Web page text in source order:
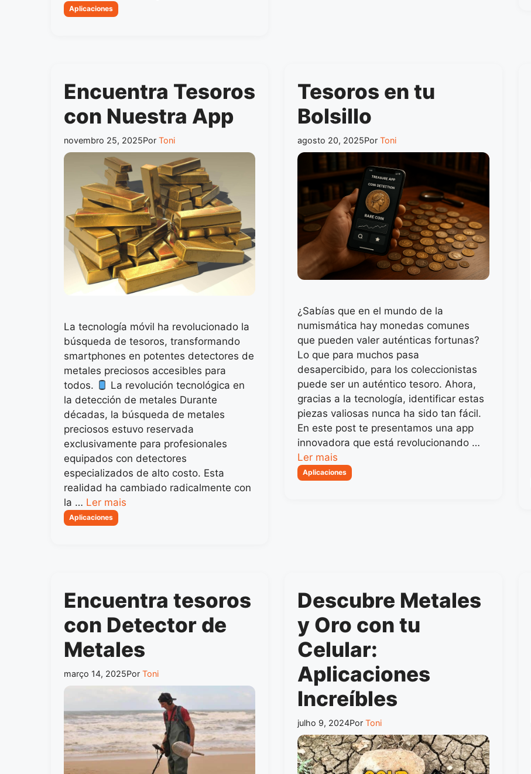
Categorias
Aplicaciones
Encuentra Tesoros
con Nuestra App
novembro 25, 2025Por Toni
La tecnología móvil ha revolucionado la
búsqueda de tesoros, transformando
smartphones en potentes detectores de
metales preciosos accesibles para
todos.
La revolución tecnológica en
la detección de metales Durante
décadas, la búsqueda de metales
preciosos estuvo reservada
exclusivamente para profesionales
equipados con detectores
especializados de alto costo. Esta
realidad ha cambiado radicalmente con
la … Ler mais
Categorias
Aplicaciones
Tesoros en tu
Bolsillo
agosto 20, 2025PorToni
¿Sabías que en el mundo de la
numismática hay monedas comunes
que pueden valer auténticas fortunas?
Lo que para muchos pasa
desapercibido, para los coleccionistas
puede ser un auténtico tesoro. Ahora,
gracias a la tecnología, identificar estas
piezas valiosas nunca ha sido tan fácil.
En este post te presentamos una app
innovadora que está revolucionando …
Ler mais
Categorias
Aplicaciones
Encuentra tesoros
con Detector de
Metales
março 14, 2025Por Toni
Descubre Metales
y Oro con tu
Celular:
Aplicaciones
Increíbles
julho 9, 2024PorToni